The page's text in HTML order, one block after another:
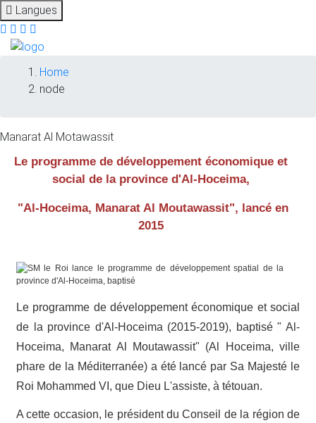
Langues
Breadcrumb
Home
node
Manarat Al Motawassit
Le programme de développement économique et
social de la province d'Al-Hoceima,
"Al-Hoceima, Manarat Al Moutawassit", lancé en
2015
Le programme de développement économique et social
de la province d'Al-Hoceima (2015-2019), baptisé " Al-
Hoceima, Manarat Al Moutawassit" (Al Hoceima, ville
phare de la Méditerranée) a été lancé par Sa Majesté le
Roi Mohammed VI, que Dieu L'assiste, à tétouan.
A cette occasion, le président du Conseil de la région de